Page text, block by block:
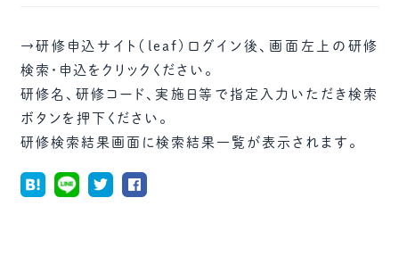
→研修申込サイト（leaf)ログイン後、画面左上の研修
検索・申込をクリックください。
研修名、研修コード、実施日等で指定入力いただき検索
ボタンを押下ください。
研修検索結果画面に検索結果一覧が表示されます。